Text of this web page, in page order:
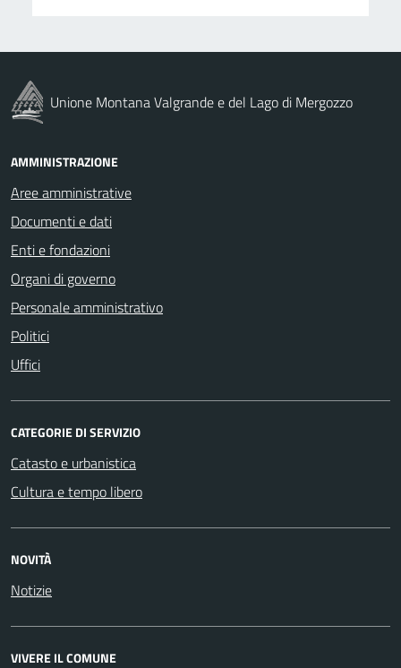
Unione Montana Valgrande e del Lago di Mergozzo
AMMINISTRAZIONE
Aree amministrative
Documenti e dati
Enti e fondazioni
Organi di governo
Personale amministrativo
Politici
Uffici
CATEGORIE DI SERVIZIO
Catasto e urbanistica
Cultura e tempo libero
NOVITÀ
Notizie
VIVERE IL COMUNE